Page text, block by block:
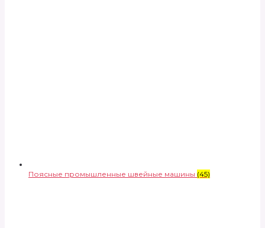
Поясные промышленные швейные машины (45)